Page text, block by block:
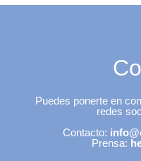
Puedes ponerte en
redes
Contacto:
Prensa: